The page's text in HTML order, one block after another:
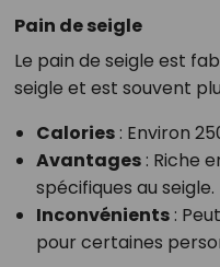
Pain de seigle
Le pain de seigle est
seigle et est souvent
Calories: Environ
Avantages: Riche
spécifiques au seigle.
Inconvénients:
pour certaines